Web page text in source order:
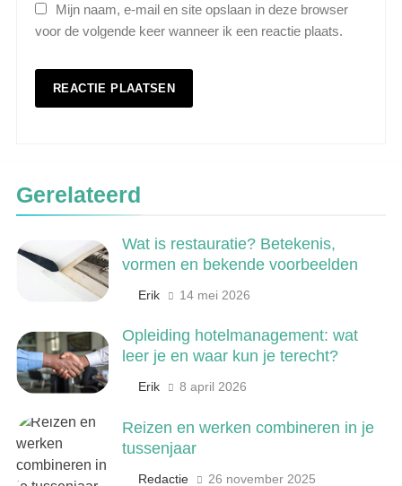
Mijn naam, e-mail en site opslaan in deze browser
voor de volgende keer wanneer ik een reactie plaats.
Gerelateerd
Wat is restauratie? Betekenis,
vormen en bekende voorbeelden
Erik 14 mei 2026
Opleiding hotelmanagement: wat
leer je en waar kun je terecht?
Erik 8 april 2026
Reizen en werken combineren in je
tussenjaar
Redactie 26 november 2025
5
De 538 Ochtendshow: dit moet je
weten over het populairste
ochtendduo van Nederland
MEDIA EN COMMUNICATIE
Kwantitatief of kwalitatief
onderzoek: wat is het verschil?
8